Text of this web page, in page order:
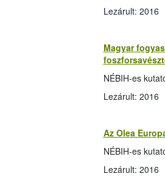
Lezárult: 2016
Magyar
NÉBIH-es
Lezárult: 2016
Az Olea
NÉBIH-es
Lezárult: 2016